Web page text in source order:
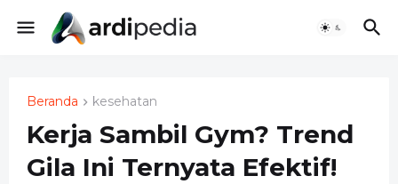
Beranda kesehatan
Kerja Sambil Gym? Trend
Gila Ini Ternyata Efektif!